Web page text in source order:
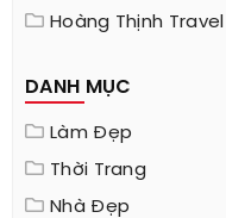
Hoàng Thịnh Travel
DANH MỤC
Làm Đẹp
Thời Trang
Nhà Đẹp